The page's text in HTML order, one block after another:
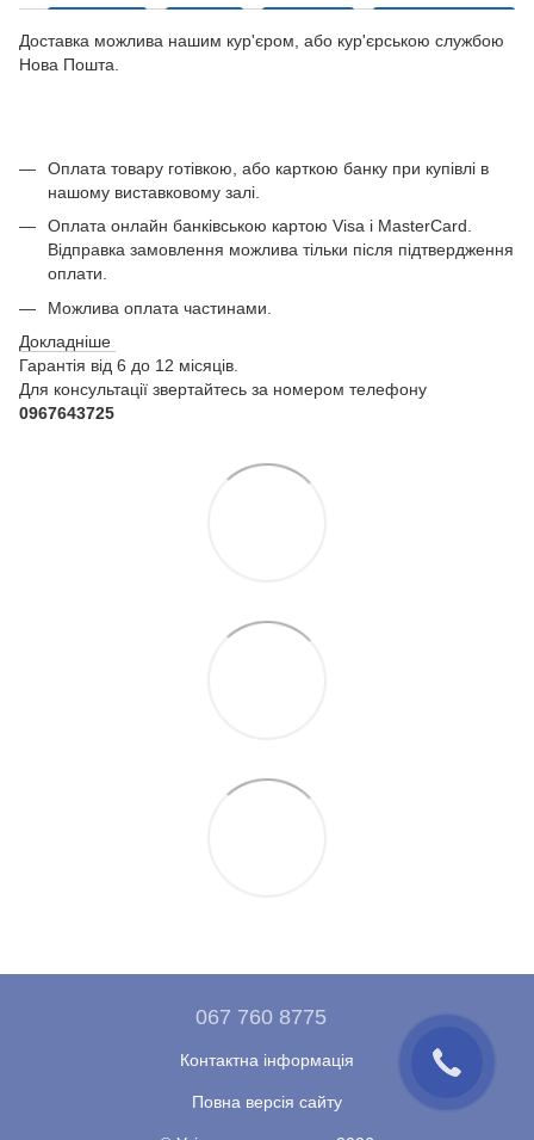
Доставка можлива нашим кур'єром, або кур'єрською службою
Нова Пошта.
Оплата товару готівкою, або карткою банку при купівлі в
нашому виставковому залі.
Оплата онлайн банківською картою Visa і MasterCard.
Відправка замовлення можлива тільки після підтвердження
оплати.
Можлива оплата частинами.
Докладніше
Гарантія від 6 до 12 місяців.
Для консультації звертайтесь за номером телефону
0967643725
067 760 8775
Контактна інформація
Повна версія сайту